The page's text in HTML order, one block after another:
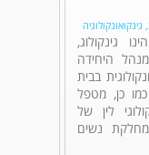
גינקואונקולוגיה
גינקולוג,
היחידה
בבית
כן, מטפל
לין של
נשים